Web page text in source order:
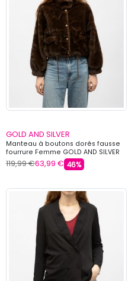
GOLD AND SILVER
Manteau à boutons dorés fausse
fourrure Femme GOLD AND SILVER
119,99 €63,99 € 46%